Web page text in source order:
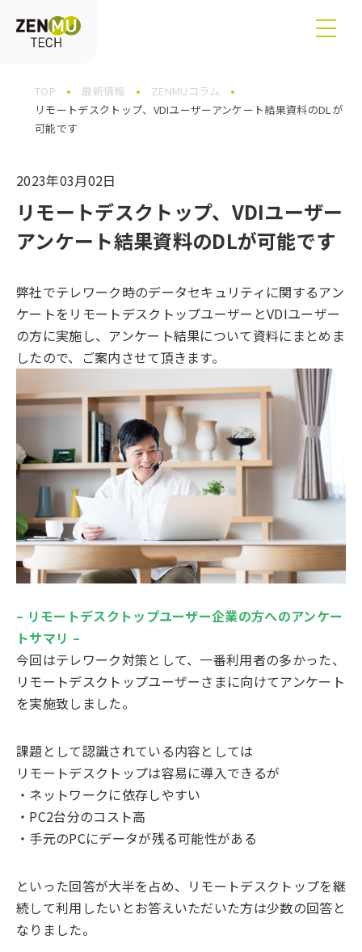
TOP 最新情報
ZENMUコラム
リモートデスクトップ、VDIユーザーアンケート結果資料のDLが
可能です
2023年03月02日
リモートデスクトップ、VDIユーザー
アンケート結果資料のDLが可能です
弊社でテレワーク時のデータセキュリティに関するアン
ケートをリモートデスクトップユーザーとVDIユーザー
の方に実施し、アンケート結果について資料にまとめま
したので、ご案内させて頂きます。
– リモートデスクトップユーザー企業の方へのアンケー
トサマリ –
今回はテレワーク対策として、一番利用者の多かった、
リモートデスクトップユーザーさまに向けてアンケート
を実施致しました。
課題として認識されている内容としては
リモートデスクトップは容易に導入できるが
・ネットワークに依存しやすい
・PC2台分のコスト高
・手元のPCにデータが残る可能性がある
といった回答が大半を占め、リモートデスクトップを継
続して利用したいとお答えいただいた方は少数の回答と
なりました。